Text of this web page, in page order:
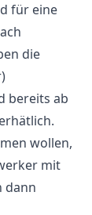
für eine
die
bereits ab
wollen,
mit
dann